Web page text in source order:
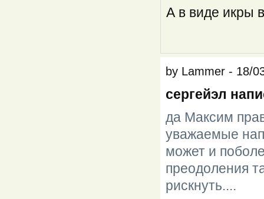
А в виде икры
by Lammer - 18/
сергейэл
да Максим
уважаемые
может и
преодоления
рискнуть....